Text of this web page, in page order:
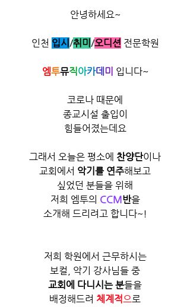
안녕하세요~
인천 입시 /취미 /​오디션 전문학원
엠투뮤직아카데 미 입니다~​
코로나 때문에
종교시설 출입이
힘들어졌는데요
그래서 오늘은 평소에 찬양단이나
교회에서 악기를 연주해보고
싶었던 분들을 위해
저희 엠투의 CCM반을
소개해 드리려고 합니다~!
저희 학원에서 근무하시는
보컬, 악기 강사님들 중
교회에 다니시는 분들을
배정해드려 체계적​으로